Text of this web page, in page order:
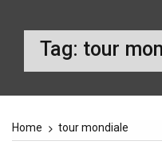
Tag: tour
Home tour mondiale